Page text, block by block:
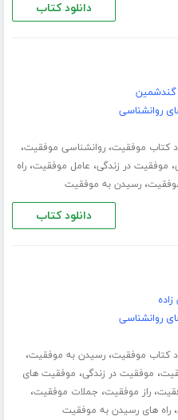
دانلود کتاب
روانشناسی
کتاب موفقیت،روانشناسی موفقیت،
، موفقیت در زندگی، عامل موفقیت،راه
،رسیدن به موفقیت
دانلود کتاب
روانشناسی
کتاب موفقیت،رسیدن به موفقیت،
، موفقیت در زندگی، موفقیت های
،راز موفقیت، جملات موفقیت،
،راه های رسیدن به موفقیت